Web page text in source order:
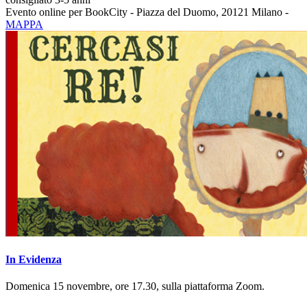
Evento online per BookCity - Piazza del Duomo, 20121 Milano -
MAPPA
In Evidenza
Domenica 15 novembre, ore 17.30, sulla piattaforma Zoom.